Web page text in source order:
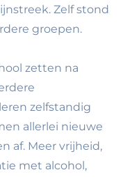
Zelf stond
groepen.
zetten na
zelfstandig
allerlei nieuwe
af. Meer vrijheid,
met alcohol,